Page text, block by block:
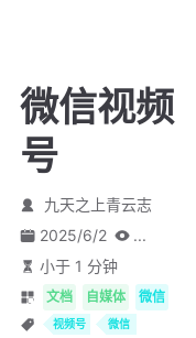
微信视频
号
九天之上青云志
2025/6/2
...
小于 1 分钟
文档 自媒体 微信
视频号
微信